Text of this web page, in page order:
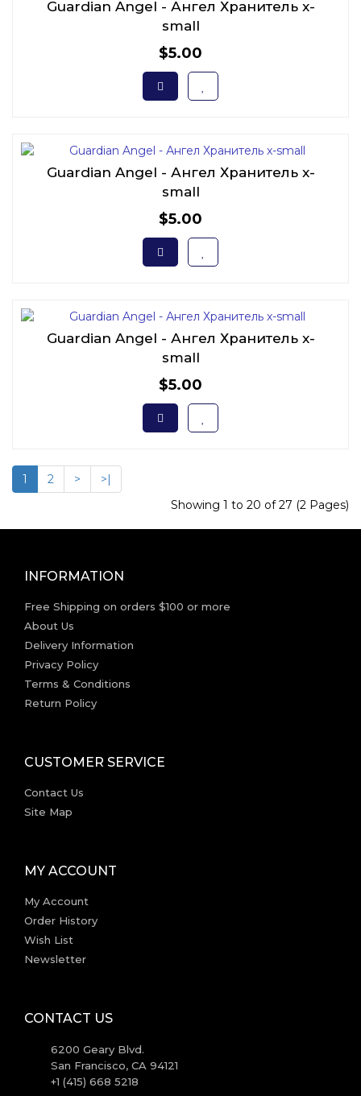
Guardian Angel - Ангел Хранитель x-
small
$5.00
Guardian Angel - Ангел Хранитель x-
small
$5.00
Guardian Angel - Ангел Хранитель x-
small
$5.00
1 2 >
>|
Showing 1 to 20 of 27 (2 Pages)
INFORMATION
Free Shipping on orders $100 or more
About Us
Delivery Information
Privacy Policy
Terms & Conditions
Return Policy
CUSTOMER SERVICE
Contact Us
Site Map
MY ACCOUNT
My Account
Order History
Wish List
Newsletter
CONTACT US
6200 Geary Blvd.
San Francisco, CA 94121
+1 (415) 668 5218